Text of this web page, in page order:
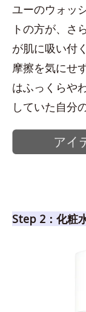
ユーのウォッ
トの方が、さ
が肌に吸い付
摩擦を気にせ
はふっくらや
していた自分
Step 2：化粧